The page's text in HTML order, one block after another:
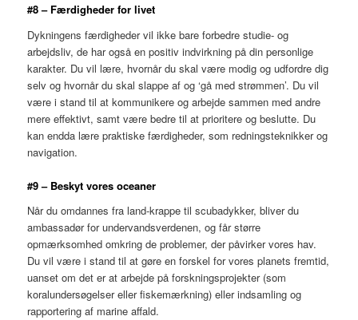
#8 – Færdigheder for livet
Dykningens færdigheder vil ikke bare forbedre studie- og
arbejdsliv, de har også en positiv indvirkning på din personlige
karakter. Du vil lære, hvornår du skal være modig og udfordre dig
selv og hvornår du skal slappe af og ‘gå med strømmen’. Du vil
være i stand til at kommunikere og arbejde sammen med andre
mere effektivt, samt være bedre til at prioritere og beslutte. Du
kan endda lære praktiske færdigheder, som redningsteknikker og
navigation.
#9 – Beskyt vores oceaner
Når du omdannes fra land-krappe til scubadykker, bliver du
ambassadør for undervandsverdenen, og får større
opmærksomhed omkring de problemer, der påvirker vores hav.
Du vil være i stand til at gøre en forskel for vores planets fremtid,
uanset om det er at arbejde på forskningsprojekter (som
koralundersøgelser eller fiskemærkning) eller indsamling og
rapportering af marine affald.